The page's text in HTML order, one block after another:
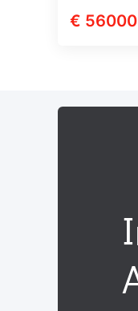
€ 56000